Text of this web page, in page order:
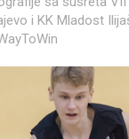
i KK Mladost